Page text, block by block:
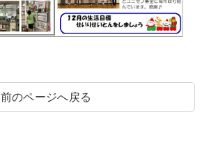
前のページへ戻る